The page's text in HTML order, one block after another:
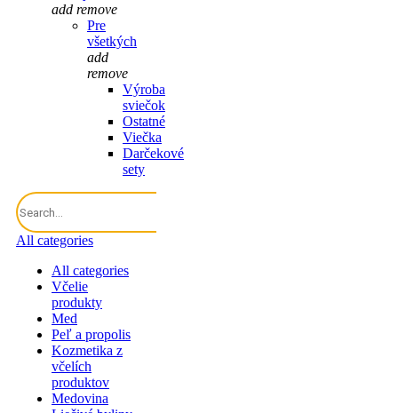
add remove
Pre
všetkých
add
remove
Výroba
sviečok
Ostatné
Viečka
Darčekové
sety
All categories
All categories
Včelie
produkty
Med
Peľ a propolis
Kozmetika z
včelích
produktov
Medovina